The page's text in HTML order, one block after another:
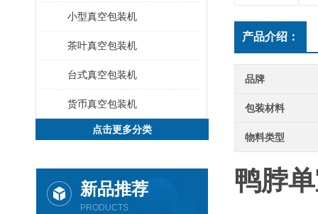
小型真空包装机
茶叶真空包装机
台式真空包装机
货币真空包装机
点击更多分类
新品推荐
PRODUCTS
产品介绍：
品牌
包装材料
物料类型
鸭脖